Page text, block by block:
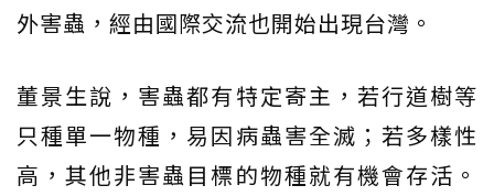
外害蟲，經由國際交流也開始出現台灣。
董景生說，害蟲都有特定寄主，若行道樹等
只種單一物種，易因病蟲害全滅；若多樣性
高，其他非害蟲目標的物種就有機會存活。